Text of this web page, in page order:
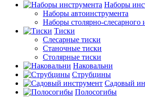
Наборы
Наборы автоинструмента
Наборы столярно-слесарного
Тиски
Слесарные тиски
Станочные тиски
Столярные тиски
Наковальни
Струбцины
Садовый
Полосогибы